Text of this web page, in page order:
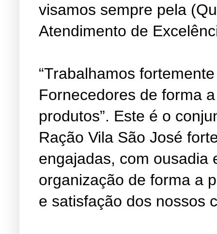
visamos sempre pela
Atendimento de
“Trabalhamos
Fornecedores de forma
produtos”. Este é o
Ração Vila São José
engajadas, com ousadia
organização de forma a
e satisfação dos nossos